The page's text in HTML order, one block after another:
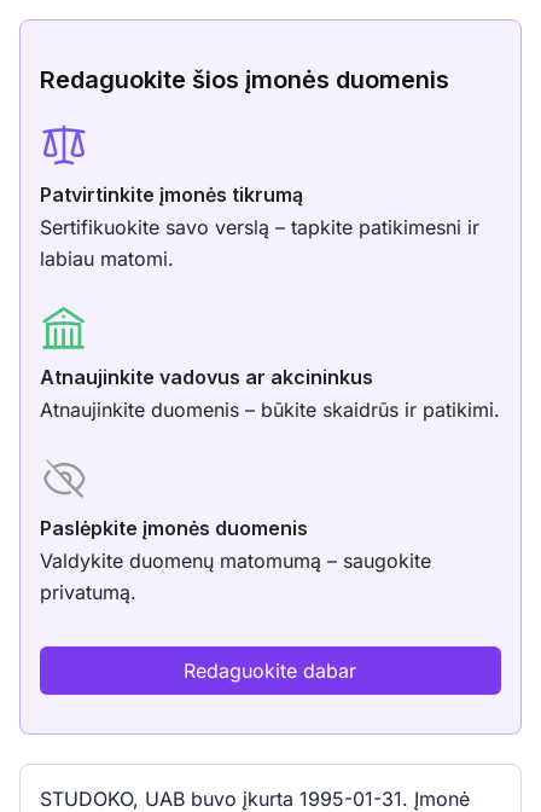
Redaguokite šios įmonės duomenis
Patvirtinkite įmonės tikrumą
Sertifikuokite savo verslą – tapkite patikimesni ir
labiau matomi.
Atnaujinkite vadovus ar akcininkus
Atnaujinkite duomenis – būkite skaidrūs ir patikimi.
Paslėpkite įmonės duomenis
Valdykite duomenų matomumą – saugokite
privatumą.
Redaguokite dabar
STUDOKO, UAB buvo įkurta 1995-01-31. Įmonė